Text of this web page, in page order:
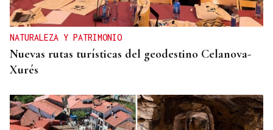
NATURALEZA Y PATRIMONIO
Nuevas rutas turísticas del geodestino Celanova-
Xurés